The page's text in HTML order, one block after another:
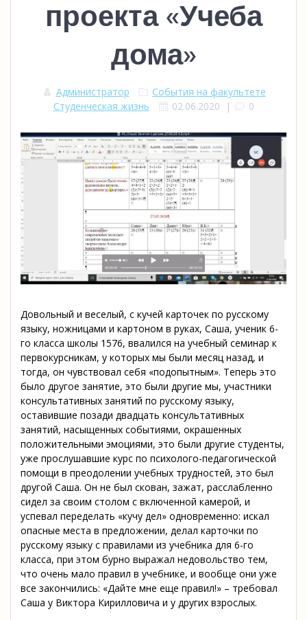
проекта «Учеба
дома»
Администратор
События на факультете
Студенческая жизнь
02.06.2020 | 0
Довольный и веселый, с кучей карточек по русскому
языку, ножницами и картоном в руках, Саша, ученик 6-
го класса школы 1576, ввалился на учебный семинар к
первокурсникам, у которых мы были месяц назад, и
тогда, он чувствовал себя «подопытным». Теперь это
было другое занятие, это были другие мы, участники
консультативных занятий по русскому языку,
оставившие позади двадцать консультативных
занятий, насыщенных событиями, окрашенных
положительными эмоциями, это были другие студенты,
уже прослушавшие курс по психолого-педагогической
помощи в преодолении учебных трудностей, это был
другой Саша. Он не был скован, зажат, расслабленно
сидел за своим столом с включенной камерой, и
успевал переделать «кучу дел» одновременно: искал
опасные места в предложении, делал карточки по
русскому языку с правилами из учебника для 6-го
класса, при этом бурно выражал недовольство тем,
что очень мало правил в учебнике, и вообще они уже
все закончились: «Дайте мне еще правил!» – требовал
Саша у Виктора Кирилловича и у других взрослых.